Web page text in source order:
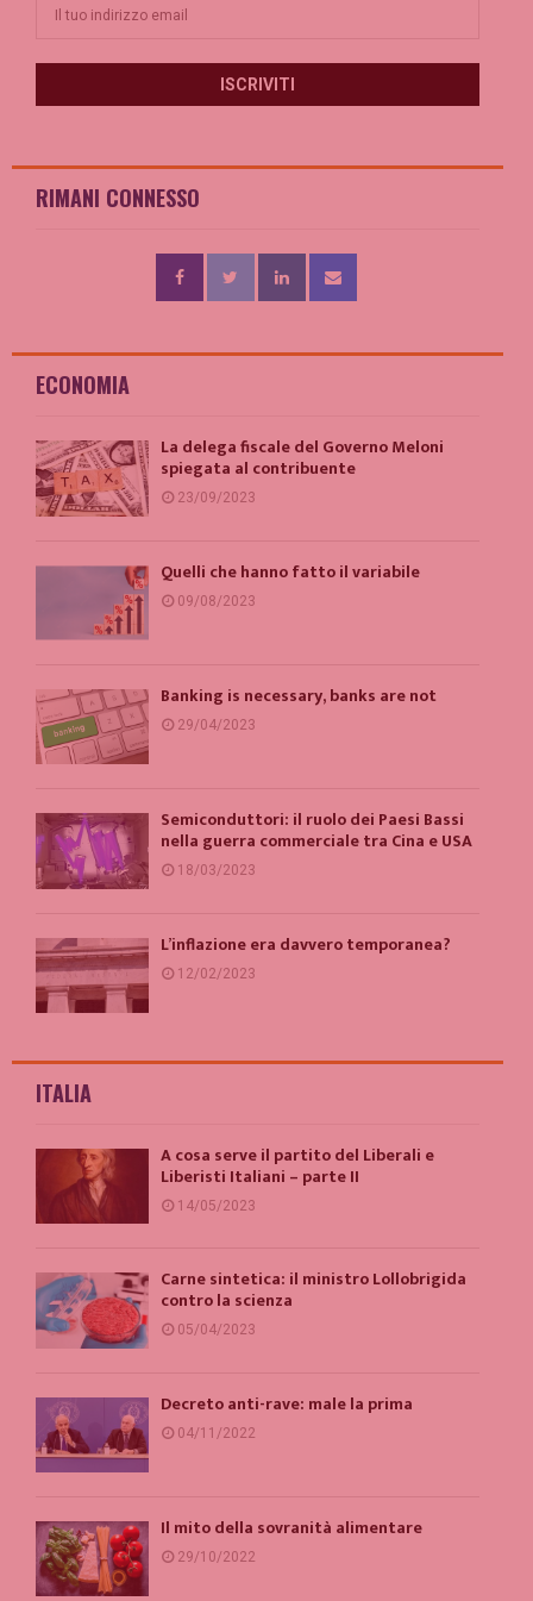
RIMANI CONNESSO
ECONOMIA
La delega fiscale del Governo Meloni
spiegata al contribuente
23/09/2023
Quelli che hanno fatto il variabile
09/08/2023
Banking is necessary, banks are not
29/04/2023
Semiconduttori: il ruolo dei Paesi Bassi
nella guerra commerciale tra Cina e USA
18/03/2023
L’inflazione era davvero temporanea?
12/02/2023
ITALIA
A cosa serve il partito del Liberali e
Liberisti Italiani – parte II
14/05/2023
Carne sintetica: il ministro Lollobrigida
contro la scienza
05/04/2023
Decreto anti-rave: male la prima
04/11/2022
Il mito della sovranità alimentare
29/10/2022